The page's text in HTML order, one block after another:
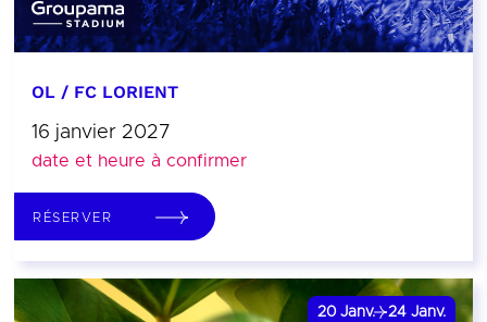
OL / FC LORIENT
16 janvier 2027
date et heure à confirmer
RÉSERVER
20 Janv. 24 Janv.